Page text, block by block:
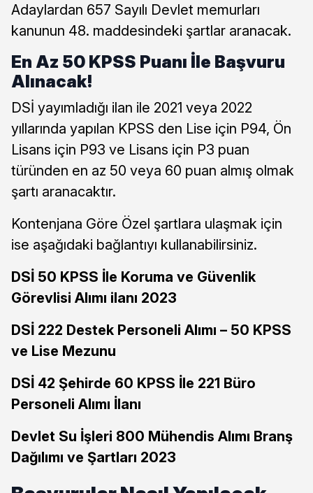
Adaylardan 657 Sayılı Devlet memurları
kanunun 48. maddesindeki şartlar aranacak.
En Az 50 KPSS Puanı İle Başvuru
Alınacak!
DSİ yayımladığı ilan ile 2021 veya 2022
yıllarında yapılan KPSS den Lise için P94, Ön
Lisans için P93 ve Lisans için P3 puan
türünden en az 50 veya 60 puan almış olmak
şartı aranacaktır.
Kontenjana Göre Özel şartlara ulaşmak için
ise aşağıdaki bağlantıyı kullanabilirsiniz.
DSİ 50 KPSS İle Koruma ve Güvenlik
Görevlisi Alımı ilanı 2023
DSİ 222 Destek Personeli Alımı – 50 KPSS
ve Lise Mezunu
DSİ 42 Şehirde 60 KPSS İle 221 Büro
Personeli Alımı İlanı
Devlet Su İşleri 800 Mühendis Alımı Branş
Dağılımı ve Şartları 2023